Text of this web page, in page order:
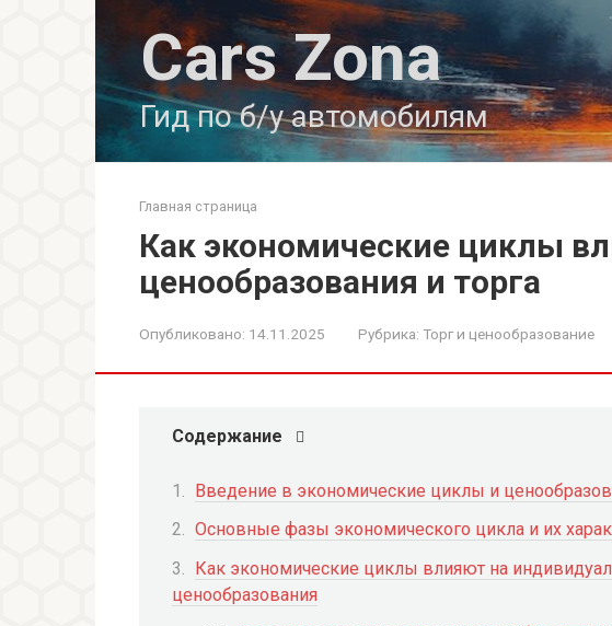
Cars Zona
Гид по б/у автомобилям
Главная страница
Как экономические циклы
ценообразования и торга
Опубликовано: 14.11.2025 Рубрика: Торг и ценообразование
Содержание
Введение в экономические циклы и
Основные фазы экономического цикла и их
Как экономические циклы влияют на
ценообразования